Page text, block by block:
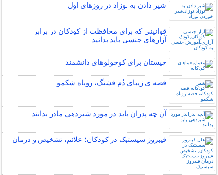
شیر دادن به نوزاد در روزهای اول
قوانینی که برای محافظت از کودکان در برابر
آزارهای جنسی باید بدانید
چیستان برای کوچولوهای دانشمند
قصه ی زیبای دُم قشنگ، روباه شکمو
آن چه پدران بايد در مورد شيردهي مادر بدانند
فیبروز سیستیک در کودکان؛ علائم، تشخیص و درمان